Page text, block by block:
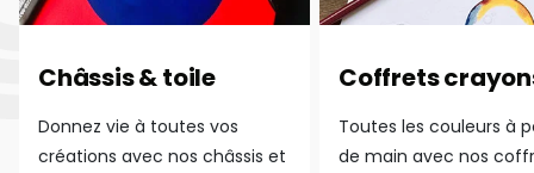
Châssis & toile
Donnez vie à toutes vos
créations avec nos châssis et
Coffrets
Toutes les couleurs à
de main avec nos